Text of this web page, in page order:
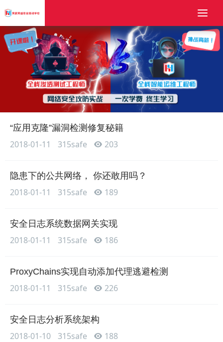
“应用克隆”漏洞检测修复秘籍
2018-01-11 315safe 203
隐患下的公共网络， 你还敢用吗？
2018-01-11 315safe 189
安全日志系统数据网关实现
2018-01-11 315safe 186
ProxyChains实现自动添加代理逃避检测
2018-01-11 315safe 226
安全日志分析系统架构
2018-01-10 315safe 188